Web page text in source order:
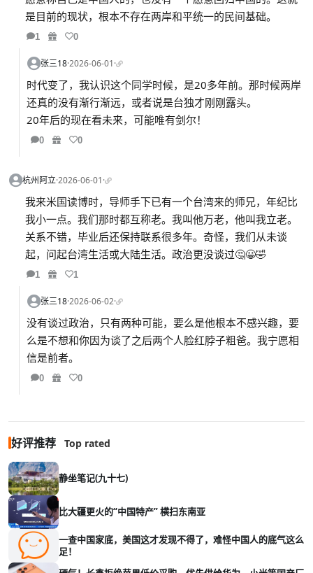
是目前的现状，根本不存在两岸和平统一的民间基础。
1 0
张三18·2026-06-01·
时代变了，我认识这个同学时候，是20多年前。那时候两岸
还真的没有渐行渐远，或者说是台独才刚刚露头。
20年后的现在看未来，可能唯有剑尔！
0 0
杭州阿立·2026-06-01·
我来米国读博时，导师手下已有一个台湾来的师兄，年纪比
我小一点。我们那时都互称老。我叫他万老，他叫我立老。
关系不错，毕业后还保持联系很多年。奇怪，我们从未谈
起，问起台湾生活或大陆生活。政治更没谈过🤔😀🤣
1 1
张三18·2026-06-02·
没有谈过政治，只有两种可能，要么是他根本不感兴趣，要
么是不想和你因为谈了之后两个人脸红脖子粗爸。我宁愿相
信是前者。
0 0
好评推荐 Top rated
静坐笔记(九十七)
比大疆更火的“中国特产” 横扫东南亚
一查中国家底，美国这才发现不得了，难怪中国人的底气这么
足！